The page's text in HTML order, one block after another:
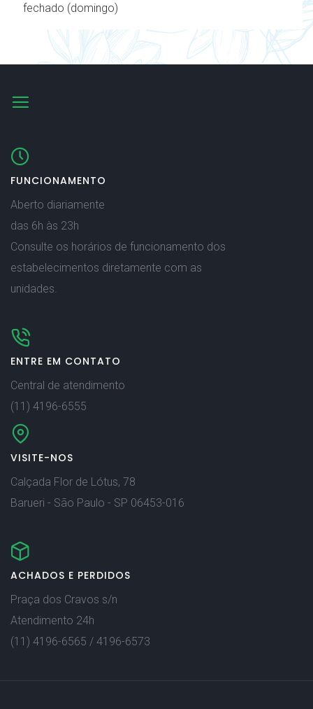
fechado (domingo)
FUNCIONAMENTO
Aberto diariamente
das 6h às 23h
Consulte os horários de funcionamento dos
estabelecimentos diretamente com as
unidades.
ENTRE EM CONTATO
Central de atendimento
(11) 4196-6555
VISITE-NOS
Calçada Flor de Lótus, 78
Barueri - São Paulo - SP 06453-016
ACHADOS E PERDIDOS
Praça dos Cravos s/n
Atendimento 24h
(11) 4196-6565 / 4196-6573